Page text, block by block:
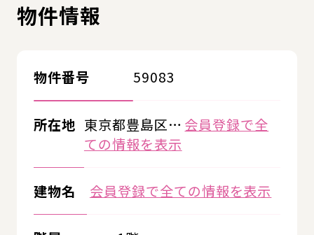
物件情報
物件番号 59083
所在地 東京都豊島区… 会員登録で全
ての情報を表示
建物名 会員登録で全ての情報を表示